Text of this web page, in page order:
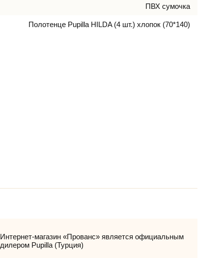
ПВХ сумочка
Полотенце Pupilla HILDA (4 шт.) хлопок (70*140)
Интернет-магазин «Прованс» является официальным
дилером Pupilla (Турция)